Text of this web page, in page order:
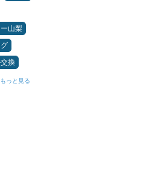
山梨
換
もっと見る